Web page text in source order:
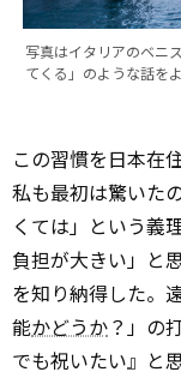
写真はイタリアのベニ
てくる」のような話を
この習慣を日本在
私も最初は驚いた
くては」という義
負担が大きい」と
を知り納得した。
能かどうか？」の
でも祝いたい』と